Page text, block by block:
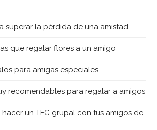
superar la pérdida de una amistad
que regalar flores a un amigo
para amigas especiales
recomendables para regalar a amigos
hacer un TFG grupal con tus amigos de